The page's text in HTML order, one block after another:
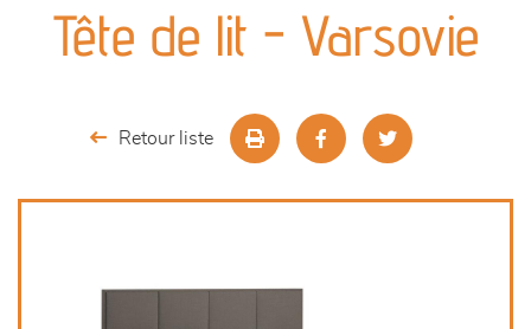
séjours
meubles de complément
Tête de lit - Varsovie
Retour liste